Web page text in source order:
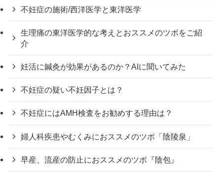
不妊症の施術/西洋医学と東洋医学
生理痛の東洋医学的な考えとおススメのツボをご紹
介
妊活に鍼灸が効果があるのか？AIに聞いてみた
不妊症の疑い不妊因子とは？
不妊症にはAMH検査をお勧めする理由は？
婦人科疾患やむくみにおススメのツボ「陰陵泉」
早産、流産の防止におススメのツボ『陰包』